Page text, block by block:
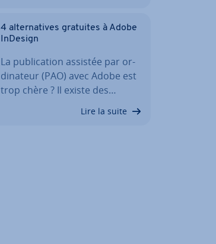
4 al­ter­na­tives gratuites à Adobe
InDesign
La pu­bli­ca­tion assistée par or­
di­na­teur (PAO) avec Adobe est
trop chère ? Il existe des…
Lire la suite